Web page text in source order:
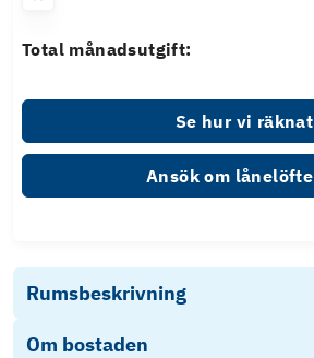
Total månadsutgift:
Se hur vi räknat
Ansök om lånelöfte
Rumsbeskrivning
Om bostaden